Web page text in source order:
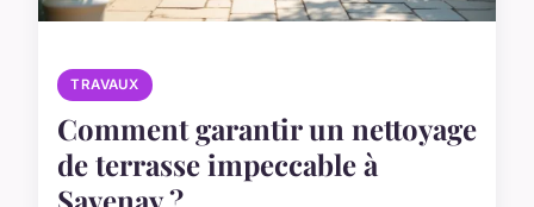
TRAVAUX
Comment garantir un nettoyage
de terrasse impeccable à